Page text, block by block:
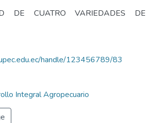
DE CUATRO VARIEDADES DE
handle/123456789/83
Integral Agropecuario